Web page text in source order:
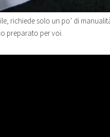
richiede solo un po’ di
preparato per voi.